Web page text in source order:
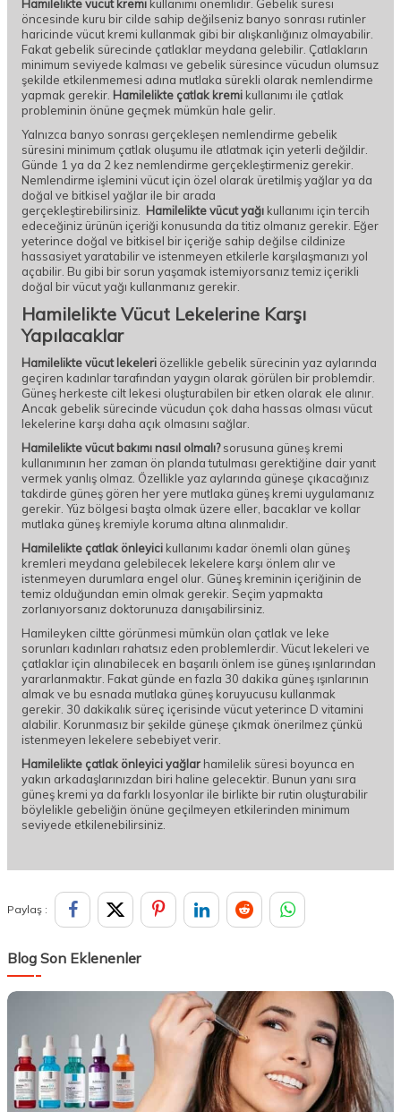
Hamilelikte vücut kremi kullanımı önemlidir. Gebelik süresi
öncesinde kuru bir cilde sahip değilseniz banyo sonrası rutinler
haricinde vücut kremi kullanmak gibi bir alışkanlığınız olmayabilir.
Fakat gebelik sürecinde çatlaklar meydana gelebilir. Çatlakların
minimum seviyede kalması ve gebelik süresince vücudun olumsuz
şekilde etkilenmemesi adına mutlaka sürekli olarak nemlendirme
yapmak gerekir. Hamilelikte çatlak kremi kullanımı ile çatlak
probleminin önüne geçmek mümkün hale gelir.
Yalnızca banyo sonrası gerçekleşen nemlendirme gebelik
süresini minimum çatlak oluşumu ile atlatmak için yeterli değildir.
Günde 1 ya da 2 kez nemlendirme gerçekleştirmeniz gerekir.
Nemlendirme işlemini vücut için özel olarak üretilmiş yağlar ya da
doğal ve bitkisel yağlar ile bir arada
gerçekleştirebilirsiniz. Hamilelikte vücut yağı kullanımı için tercih
edeceğiniz ürünün içeriği konusunda da titiz olmanız gerekir. Eğer
yeterince doğal ve bitkisel bir içeriğe sahip değilse cildinize
hassasiyet yaratabilir ve istenmeyen etkilerle karşılaşmanızı yol
açabilir. Bu gibi bir sorun yaşamak istemiyorsanız temiz içerikli
doğal bir vücut yağı kullanmanız gerekir.
Hamilelikte Vücut Lekelerine Karşı
Yapılacaklar
Hamilelikte vücut lekeleri özellikle gebelik sürecinin yaz aylarında
geçiren kadınlar tarafından yaygın olarak görülen bir problemdir.
Güneş herkeste cilt lekesi oluşturabilen bir etken olarak ele alınır.
Ancak gebelik sürecinde vücudun çok daha hassas olması vücut
lekelerine karşı daha açık olmasını sağlar.
Hamilelikte vücut bakımı nasıl olmalı?sorusuna güneş kremi
kullanımının her zaman ön planda tutulması gerektiğine dair yanıt
vermek yanlış olmaz. Özellikle yaz aylarında güneşe çıkacağınız
takdirde güneş gören her yere mutlaka güneş kremi uygulamanız
gerekir. Yüz bölgesi başta olmak üzere eller, bacaklar ve kollar
mutlaka güneş kremiyle koruma altına alınmalıdır.
Hamilelikte çatlak önleyici kullanımı kadar önemli olan güneş
kremleri meydana gelebilecek lekelere karşı önlem alır ve
istenmeyen durumlara engel olur. Güneş kreminin içeriğinin de
temiz olduğundan emin olmak gerekir. Seçim yapmakta
zorlanıyorsanız doktorunuza danışabilirsiniz.
Hamileyken ciltte görünmesi mümkün olan çatlak ve leke
sorunları kadınları rahatsız eden problemlerdir. Vücut lekeleri ve
çatlaklar için alınabilecek en başarılı önlem ise güneş ışınlarından
yararlanmaktır. Fakat günde en fazla 30 dakika güneş ışınlarının
almak ve bu esnada mutlaka güneş koruyucusu kullanmak
gerekir. 30 dakikalık süreç içerisinde vücut yeterince D vitamini
alabilir. Korunmasız bir şekilde güneşe çıkmak önerilmez çünkü
istenmeyen lekelere sebebiyet verir.
Hamilelikte çatlak önleyici yağlar hamilelik süresi boyunca en
yakın arkadaşlarınızdan biri haline gelecektir. Bunun yanı sıra
güneş kremi ya da farklı losyonlar ile birlikte bir rutin oluşturabilir
böylelikle gebeliğin önüne geçilmeyen etkilerinden minimum
seviyede etkilenebilirsiniz.
Paylaş :
Blog Son Eklenenler